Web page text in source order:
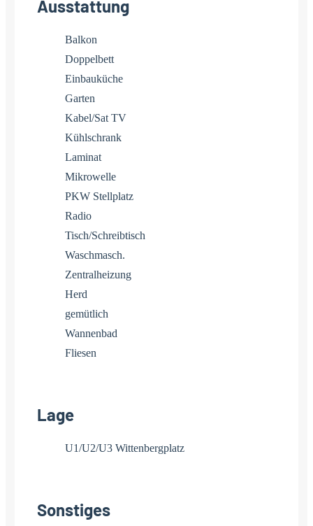
Ausstattung
Balkon
Doppelbett
Einbauküche
Garten
Kabel/Sat TV
Kühlschrank
Laminat
Mikrowelle
PKW Stellplatz
Radio
Tisch/Schreibtisch
Waschmasch.
Zentralheizung
Herd
gemütlich
Wannenbad
Fliesen
Lage
U1/U2/U3 Wittenbergplatz
Sonstiges